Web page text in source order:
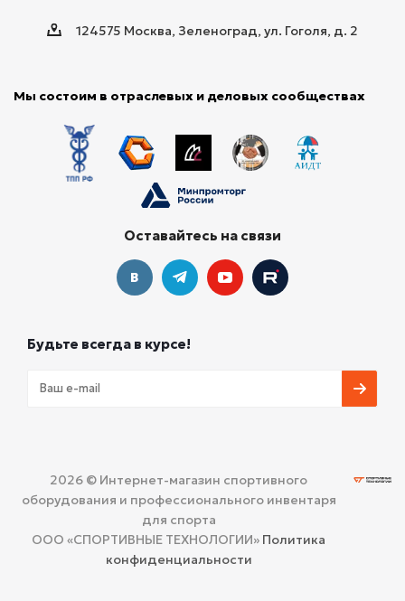
124575 Москва, Зеленоград, ул. Гоголя, д. 2
Мы состоим в отраслевых и деловых сообществах
Оставайтесь на связи
Будьте всегда в курсе!
2026 © Интернет-магазин спортивного
оборудования и профессионального инвентаря
для спорта
ООО «СПОРТИВНЫЕ ТЕХНОЛОГИИ» Политика
конфиденциальности